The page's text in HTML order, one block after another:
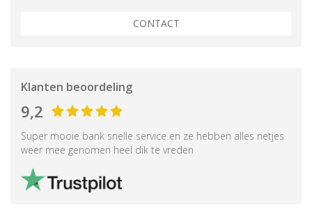
CONTACT
Klanten beoordeling
9,2
Super mooie bank snelle service en ze hebben alles netjes
weer mee genomen heel dik te vreden